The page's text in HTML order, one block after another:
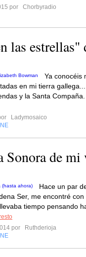
por
Chorbyradio
las estrellas"
Ya conocéis
en mi tierra
y la Santa
Ladymosaico
Sonora de mi
Hace un par
Ser, me encontré
tiempo pensando
por
Ruthderioja